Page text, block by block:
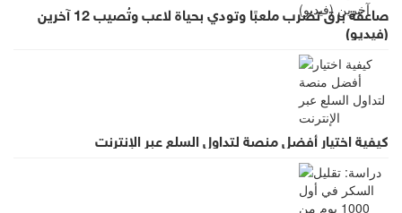
صاعقة برق تضرب ملعبًا وتودي بحياة لاعب وتُصيب 12 آخرين
(فيديو)
كيفية اختيار أفضل منصة لتداول السلع عبر الإنترنت